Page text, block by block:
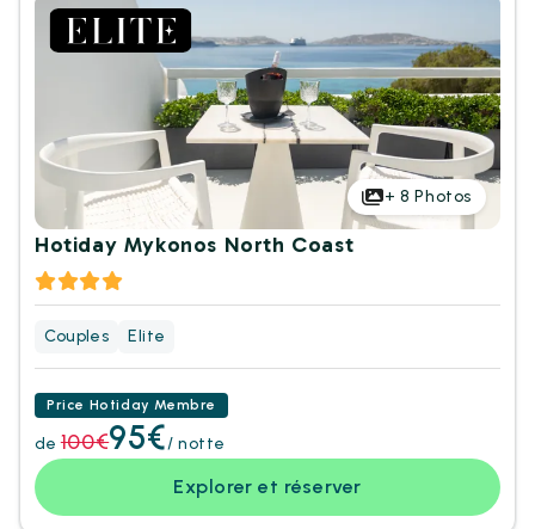
+8 Photos
Hotiday Mykonos North Coast
Couples Elite
Price Hotiday Membre
de 100€95€/ notte
Explorer et réserver